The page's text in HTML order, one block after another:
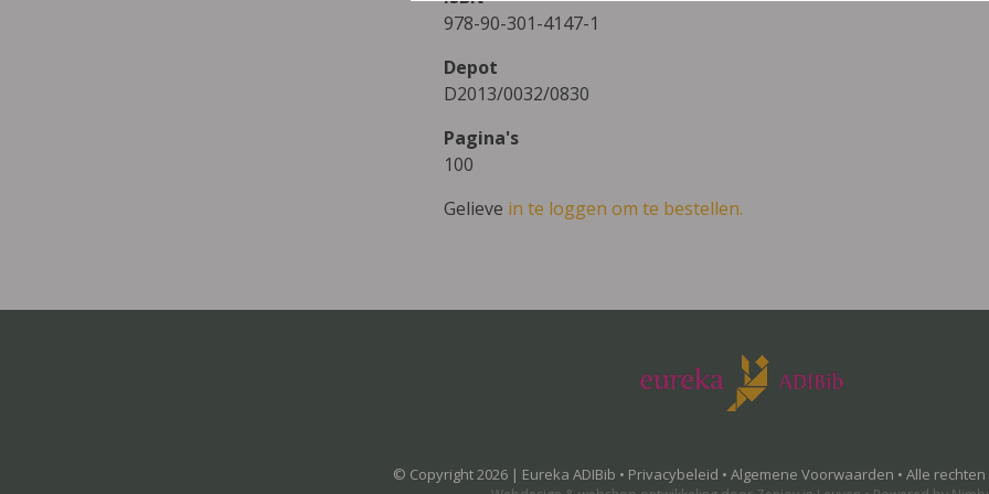
978-90-301-4147-1
Depot
D2013/0032/0830
Pagina's
100
Gelieve in te loggen om te bestellen.
© Copyright 2026 | Eureka ADIBib • Privacybeleid • Algemene Voorwaarden • Alle